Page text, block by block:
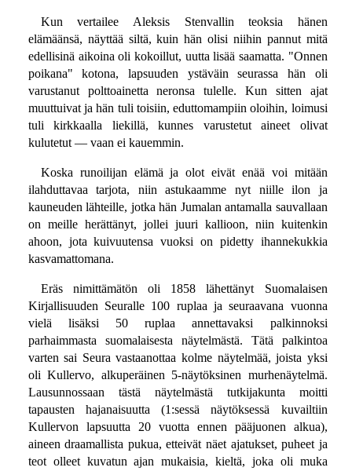
Kun vertailee Aleksis Stenvallin teoksia hänen
elämäänsä, näyttää siltä, kuin hän olisi niihin pannut mitä
edellisinä aikoina oli kokoillut, uutta lisää saamatta. "Onnen
poikana" kotona, lapsuuden ystäväin seurassa hän oli
varustanut polttoainetta neronsa tulelle. Kun sitten ajat
muuttuivat ja hän tuli toisiin, eduttomampiin oloihin, loimusi
tuli kirkkaalla liekillä, kunnes varustetut aineet olivat
kulutetut — vaan ei kauemmin.
Koska runoilijan elämä ja olot eivät enää voi mitään
ilahduttavaa tarjota, niin astukaamme nyt niille ilon ja
kauneuden lähteille, jotka hän Jumalan antamalla sauvallaan
on meille herättänyt, jollei juuri kallioon, niin kuitenkin
ahoon, jota kuivuutensa vuoksi on pidetty ihannekukkia
kasvamattomana.
Eräs nimittämätön oli 1858 lähettänyt Suomalaisen
Kirjallisuuden Seuralle 100 ruplaa ja seuraavana vuonna
vielä lisäksi 50 ruplaa annettavaksi palkinnoksi
parhaimmasta suomalaisesta näytelmästä. Tätä palkintoa
varten sai Seura vastaanottaa kolme näytelmää, joista yksi
oli Kullervo, alkuperäinen 5-näytöksinen murhenäytelmä.
Lausunnossaan tästä näytelmästä tutkijakunta moitti
tapausten hajanaisuutta (1:sessä näytöksessä kuvailtiin
Kullervon lapsuutta 20 vuotta ennen pääjuonen alkua),
aineen draamallista pukua, etteivät näet ajatukset, puheet ja
teot olleet kuvatun ajan mukaisia, kieltä, joka oli muka